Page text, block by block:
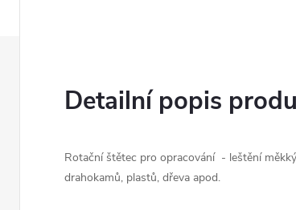
Detailní popis
Rotační štětec pro opracování - leštění
drahokamů, plastů, dřeva apod.